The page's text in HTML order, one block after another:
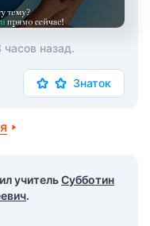
назад.
Знаток
учительСубботин
.